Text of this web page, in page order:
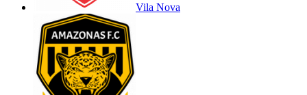
Vila Nova